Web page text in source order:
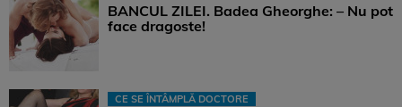
BANCUL ZILEI. Badea Gheorghe: – Nu pot
face dragoste!
CE SE ÎNTÂMPLĂ DOCTORE